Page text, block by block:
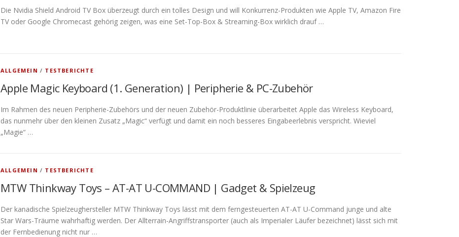
Die Nvidia Shield Android TV Box überzeugt durch ein tolles Design und will Konkurrenz-Produkten wie Apple TV, Amazon Fire
TV oder Google Chromecast gehörig zeigen, was eine Set-Top-Box & Streaming-Box wirklich drauf …
ALLGEMEIN / TESTBERICHTE
Apple Magic Keyboard (1. Generation) | Peripherie & PC-Zubehör
Im Rahmen des neuen Peripherie-Zubehörs und der neuen Zubehör-Produktlinie überarbeitet Apple das Wireless Keyboard,
das nunmehr über den kleinen Zusatz „Magic“ verfügt und damit ein noch besseres Eingabeerlebnis verspricht. Wieviel
„Magie“ …
ALLGEMEIN / TESTBERICHTE
MTW Thinkway Toys – AT-AT U-COMMAND | Gadget & Spielzeug
Der kanadische Spielzeughersteller MTW Thinkway Toys lässt mit dem ferngesteuerten AT-AT U-Command junge und alte
Star Wars-Träume wahrhaftig werden. Der Allterrain-Angriffstransporter (auch als Imperialer Läufer bezeichnet) lässt sich mit
der Fernbedienung nicht nur …